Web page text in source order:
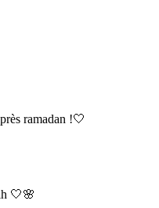
ramadan !🤍
🤍🌸